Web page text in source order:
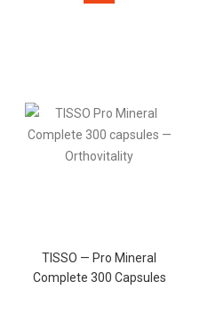
TISSO — Pro Mineral
Complete 300 Capsules